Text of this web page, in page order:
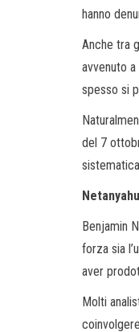
hanno
Anche tra
avvenuto
spesso si
del 7
Benjamin
forza sia
aver
Molti